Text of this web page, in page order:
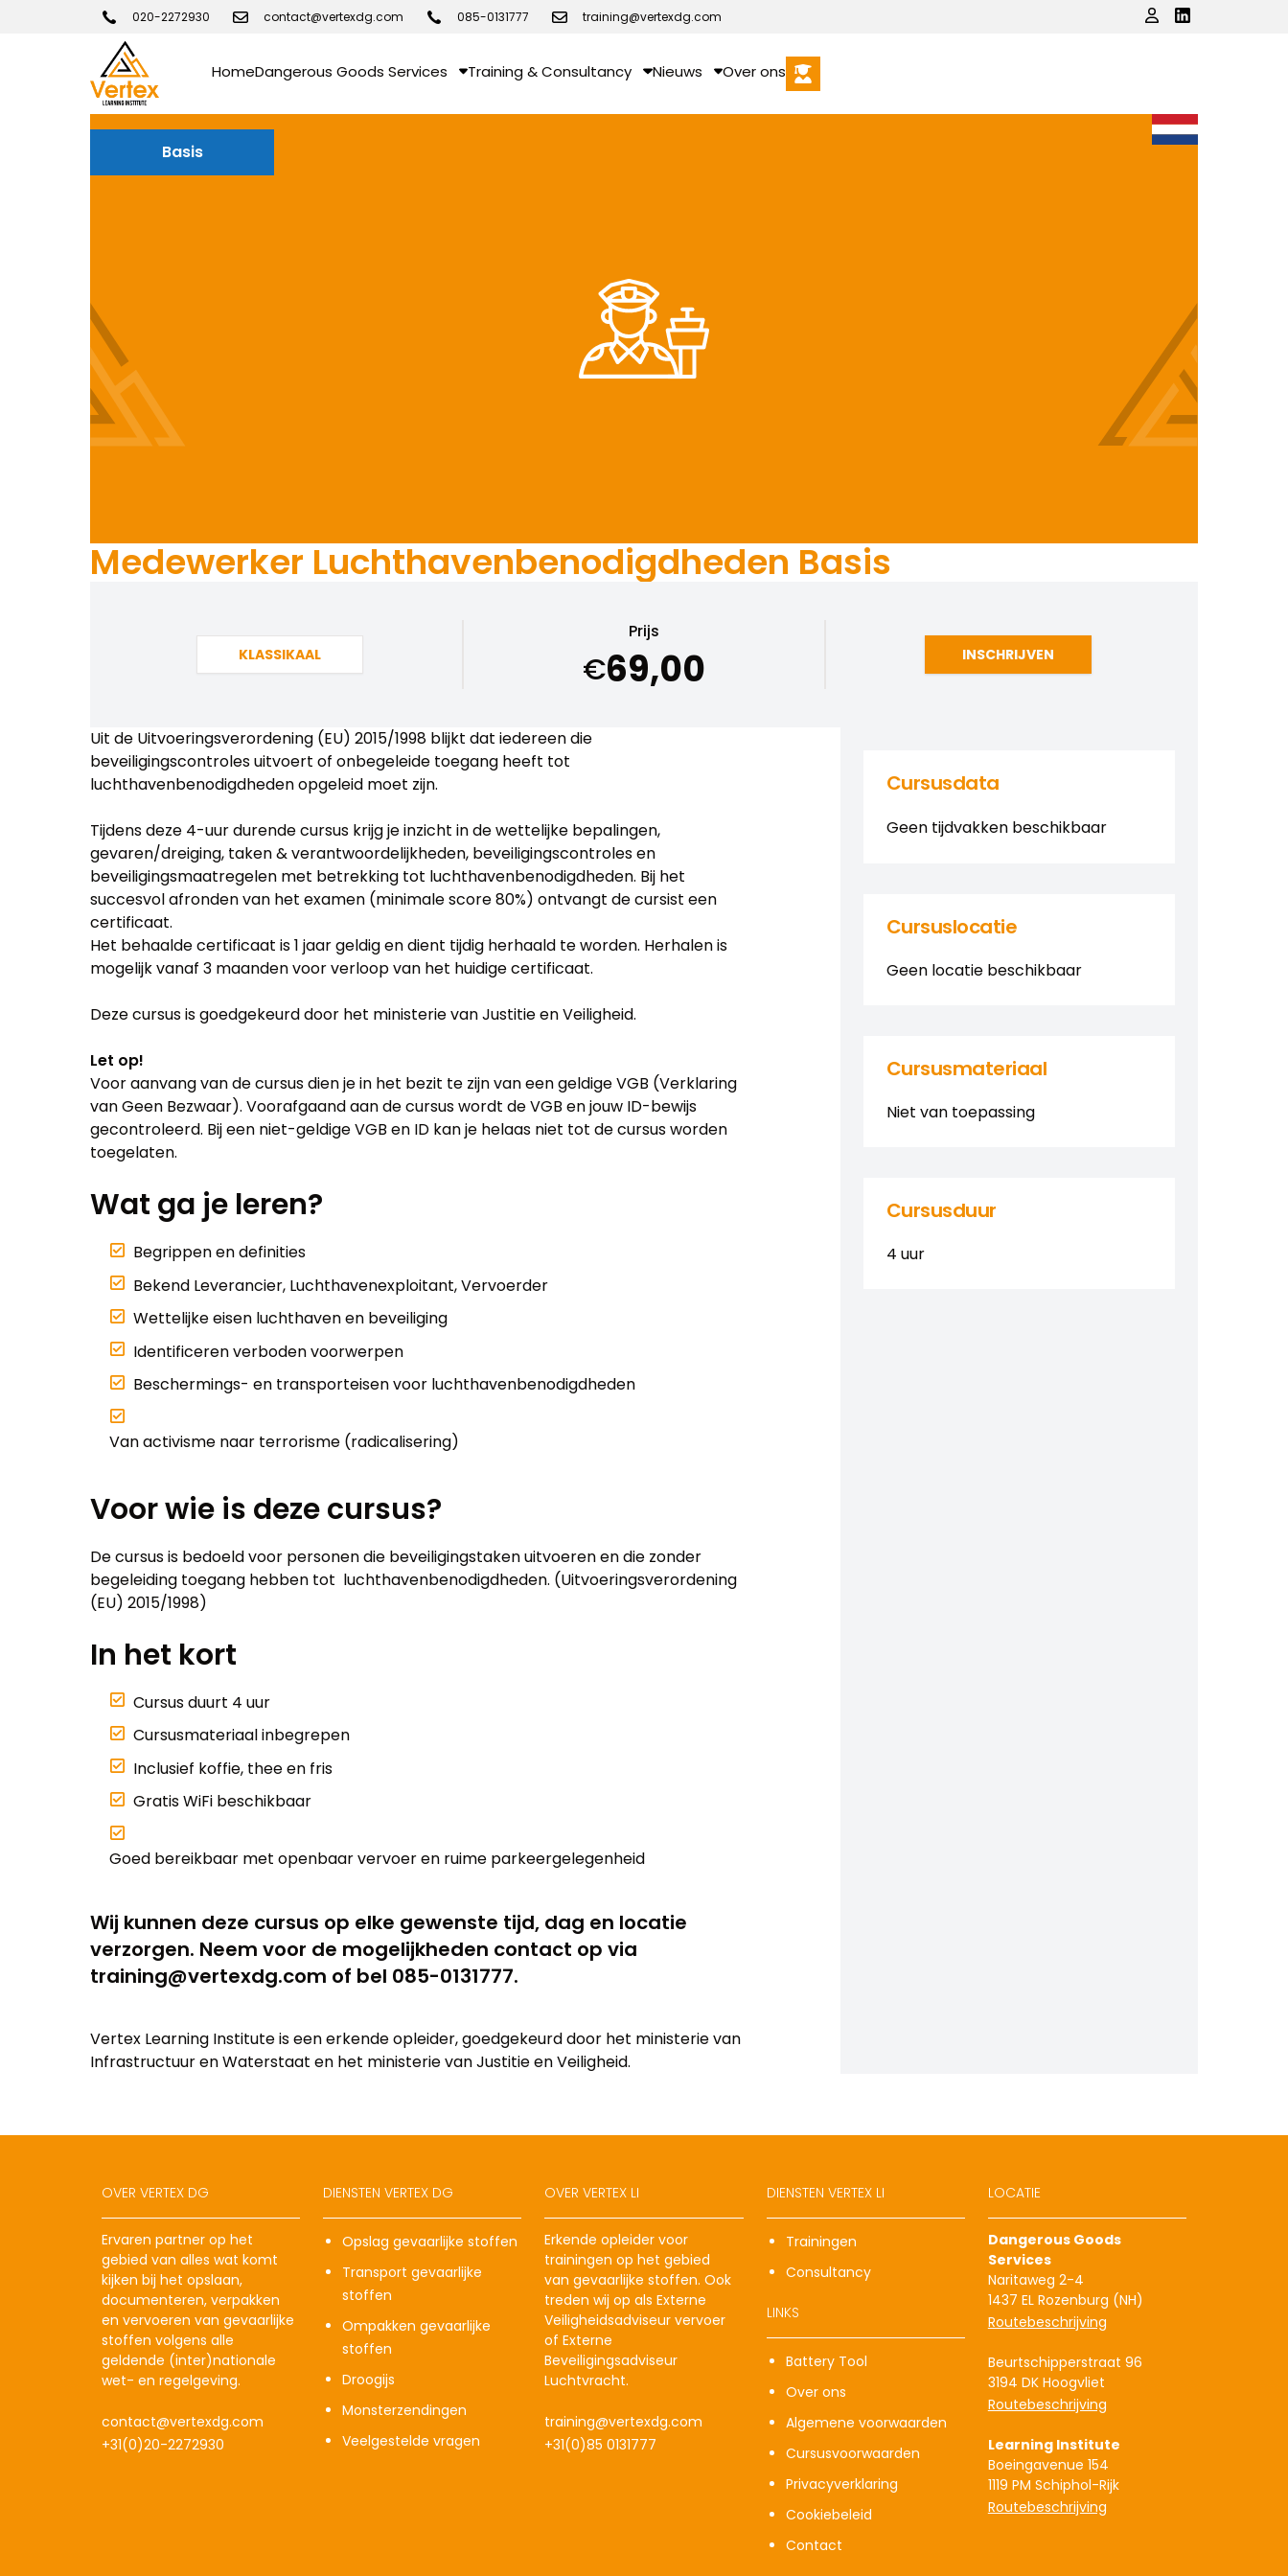
020-2272930 contact@vertexdg.com 085-0131777 training@vertexdg.com
HomeDangerous Goods Services Training & Consultancy Nieuws Over ons
Basis
Medewerker Luchthavenbenodigdheden Basis
KLASSIKAAL
Prijs
€69,00 INSCHRIJVEN
Uit de Uitvoeringsverordening (EU) 2015/1998 blijkt dat iedereen die
beveiligingscontroles uitvoert of onbegeleide toegang heeft tot
luchthavenbenodigdheden opgeleid moet zijn.
Tijdens deze 4-uur durende cursus krijg je inzicht in de wettelijke bepalingen,
gevaren/dreiging, taken & verantwoordelijkheden, beveiligingscontroles en
beveiligingsmaatregelen met betrekking tot luchthavenbenodigdheden. Bij het
succesvol afronden van het examen (minimale score 80%) ontvangt de cursist een
certificaat.
Het behaalde certificaat is 1 jaar geldig en dient tijdig herhaald te worden. Herhalen is
mogelijk vanaf 3 maanden voor verloop van het huidige certificaat.
Deze cursus is goedgekeurd door het ministerie van Justitie en Veiligheid.
Let op!
Voor aanvang van de cursus dien je in het bezit te zijn van een geldige VGB (Verklaring
van Geen Bezwaar). Voorafgaand aan de cursus wordt de VGB en jouw ID-bewijs
gecontroleerd. Bij een niet-geldige VGB en ID kan je helaas niet tot de cursus worden
toegelaten.
Wat ga je leren?
Begrippen en definities
Bekend Leverancier, Luchthavenexploitant, Vervoerder
Wettelijke eisen luchthaven en beveiliging
Identificeren verboden voorwerpen
Beschermings- en transporteisen voor luchthavenbenodigdheden
Van activisme naar terrorisme (radicalisering)
Voor wie is deze cursus?
De cursus is bedoeld voor personen die beveiligingstaken uitvoeren en die zonder
begeleiding toegang hebben tot luchthavenbenodigdheden. (Uitvoeringsverordening
(EU) 2015/1998)
In het kort
Cursus duurt 4 uur
Cursusmateriaal inbegrepen
Inclusief koffie, thee en fris
Gratis WiFi beschikbaar
Goed bereikbaar met openbaar vervoer en ruime parkeergelegenheid
Wij kunnen deze cursus op elke gewenste tijd, dag en locatie
verzorgen. Neem voor de mogelijkheden contact op via
training@vertexdg.com of bel 085-0131777.
Vertex Learning Institute is een erkende opleider, goedgekeurd door het ministerie van
Infrastructuur en Waterstaat en het ministerie van Justitie en Veiligheid.
Cursusdata
Geen tijdvakken beschikbaar
Cursuslocatie
Geen locatie beschikbaar
Cursusmateriaal
Niet van toepassing
Cursusduur
4 uur
OVER VERTEX DG
Ervaren partner op het
gebied van alles wat komt
kijken bij het opslaan,
documenteren, verpakken
en vervoeren van gevaarlijke
stoffen volgens alle
geldende (inter)nationale
wet- en regelgeving.
contact@vertexdg.com
+31(0)20-2272930
DIENSTEN VERTEX DG
Opslag gevaarlijke stoffen
Transport gevaarlijke
stoffen
Ompakken gevaarlijke
stoffen
Droogijs
Monsterzendingen
Veelgestelde vragen
OVER VERTEX LI
Erkende opleider voor
trainingen op het gebied
van gevaarlijke stoffen. Ook
treden wij op als Externe
Veiligheidsadviseur vervoer
of Externe
Beveiligingsadviseur
Luchtvracht.
training@vertexdg.com
+31(0)85 0131777
DIENSTEN VERTEX LI
Trainingen
Consultancy
LINKS
Battery Tool
Over ons
Algemene voorwaarden
Cursusvoorwaarden
Privacyverklaring
Cookiebeleid
Contact
LOCATIE
Dangerous Goods
Services
Naritaweg 2-4
1437 EL Rozenburg (NH)
Routebeschrijving
Beurtschipperstraat 96
3194 DK Hoogvliet
Routebeschrijving
Learning Institute
Boeingavenue 154
1119 PM Schiphol-Rijk
Routebeschrijving